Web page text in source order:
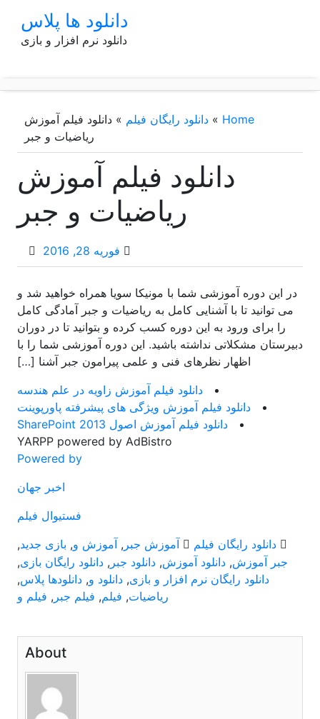
دانلود ها پلاس
دانلود نرم افزار و بازی
Home
»دانلود رایگان فیلم »دانلود فیلم آموزش
ریاضیات و جبر
دانلود فیلم آموزش
ریاضیات و جبر
فوریه 28, 2016
در این دوره آموزشی شما با مونیکا سویا همراه خواهید شد و
می توانید تا با آشنایی کامل به ریاضیات و جبر آمادگی کامل
را برای ورود به این دوره کسب کرده و بتوانید تا در دوران
دبیرستان مشکلاتی نداشته باشید. این دوره آموزشی شما را با
اظهار نظرهای فنی و علمی پیرامون جبر آشنا […]
دانلود فیلم آموزش زاویه در علم هندسه
دانلود فیلم آموزش ویژگی های پیشرفته پاورپوینت
دانلود فیلم آموزش اصول SharePoint 2013
YARPP powered by AdBistro
Powered by
اخبر جهان
فستیوال فیلم
دانلود رایگان فیلم
آموزش جبر , آموزش و, بازی جدید,
جبر آموزش,دانلود آموزش,دانلود جبر ,دانلود رایگان بازی,
دانلود رایگان نرم افزار و بازی,دانلود و,دانلودها پلاس,
ریاضیات, فیلم, فیلم جبر , فیلم و
About